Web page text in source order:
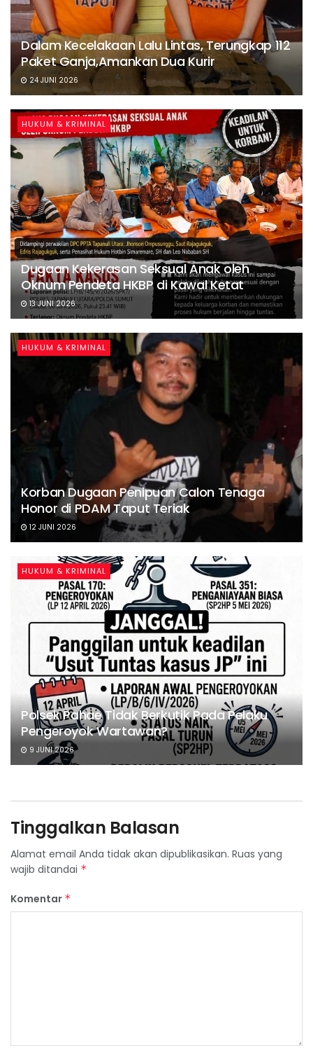
Dalam Kecelakaan Lalu Lintas, Terungkap 112
Paket Ganja,Amankan Dua Kurir
24 JUNI 2026
HUKUM & KRIMINAL
Dugaan Kekerasan Seksual Anak oleh
Oknum Pendeta HKBP di Kawal Ketat
13 JUNI 2026
HUKUM & KRIMINAL
Korban Dugaan Penipuan Calon Tenaga
Honor di PDAM Taput Teriak
12 JUNI 2026
HUKUM & KRIMINAL
Polsek Pahae Tidak Berkutik Pada Pelaku
Pengeroyok Wartawan?
9 JUNI 2026
Tinggalkan Balasan
Alamat email Anda tidak akan dipublikasikan. Ruas yang
wajib ditandai *
Komentar *